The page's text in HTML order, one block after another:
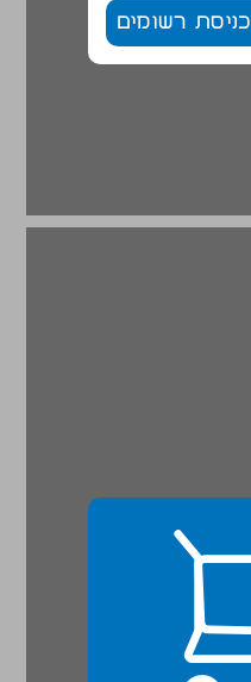
כניסת רשומים